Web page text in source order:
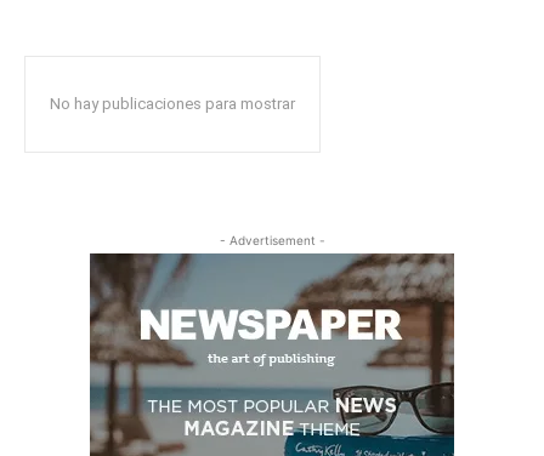
No hay publicaciones para mostrar
- Advertisement -